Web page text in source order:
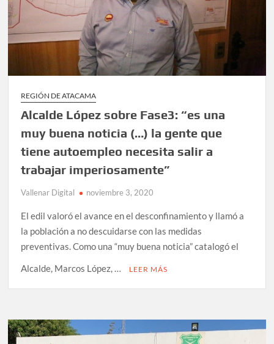
REGIÓN DE ATACAMA
Alcalde López sobre Fase3: “es una
muy buena noticia (…) la gente que
tiene autoempleo necesita salir a
trabajar imperiosamente”
Vallenar Digital noviembre 3, 2020
El edil valoró el avance en el desconfinamiento y llamó a
la población a no descuidarse con las medidas
preventivas. Como una “muy buena noticia” catalogó el
Alcalde, Marcos López, …
LEER MÁS